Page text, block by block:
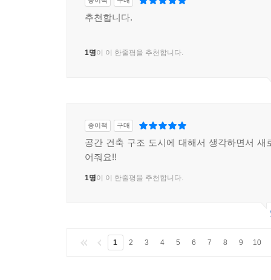
추천합니다.
1명이 이 한줄평을 추천합니다.
종이책 구매
공간 건축 구조 도시에 대해서 생각하면서 새
어줘요!!
1명이 이 한줄평을 추천합니다.
1 2 3 4 5 6 7 8 9 10